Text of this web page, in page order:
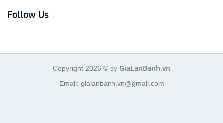
Follow Us
Copyright 2026 © by GiaLanBanh.vn
Email: gialanbanh.vn@gmail.com